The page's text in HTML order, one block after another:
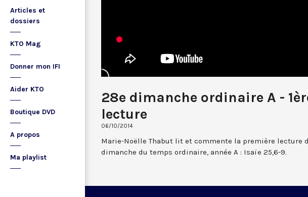
Articles et
dossiers
KTO Mag
Donner mon IFI
Aider KTO
Boutique DVD
A propos
Ma playlist
28e dimanche ordinaire A -
lecture
06/10/2014
Marie-Noëlle Thabut lit et commente la première lecture
dimanche du temps ordinaire, année A : Isaïe 25,6-9.